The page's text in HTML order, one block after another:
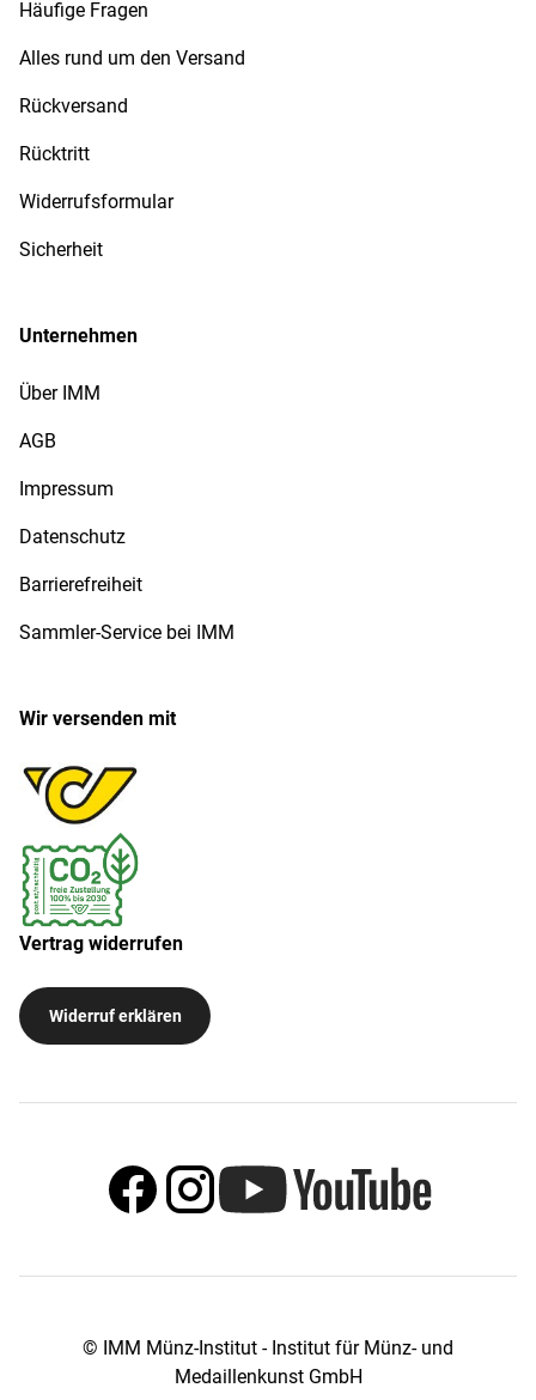
Häufige Fragen
Alles rund um den Versand
Rückversand
Rücktritt
Widerrufsformular
Sicherheit
Unternehmen
Über IMM
AGB
Impressum
Datenschutz
Barrierefreiheit
Sammler-Service bei IMM
Wir versenden mit
Vertrag widerrufen
Widerruf erklären
© IMM Münz-Institut - Institut für Münz- und
Medaillenkunst GmbH